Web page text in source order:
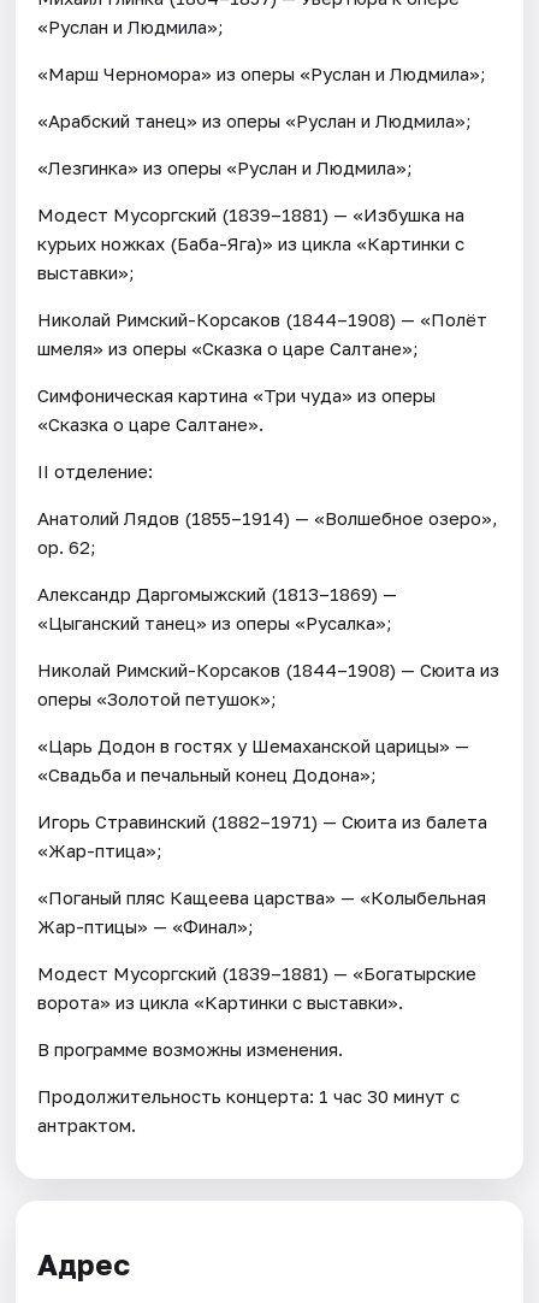
«Руслан и Людмила»;
«Марш Черномора» из оперы «Руслан и Людмила»;
«Арабский танец» из оперы «Руслан и Людмила»;
«Лезгинка» из оперы «Руслан и Людмила»;
Модест Мусоргский (1839–1881) — «Избушка на
курьих ножках (Баба-Яга)» из цикла «Картинки с
выставки»;
Николай Римский-Корсаков (1844–1908) — «Полёт
шмеля» из оперы «Сказка о царе Салтане»;
Симфоническая картина «Три чуда» из оперы
«Сказка о царе Салтане».
II отделение:
Анатолий Лядов (1855–1914) — «Волшебное озеро»,
ор. 62;
Александр Даргомыжский (1813–1869) —
«Цыганский танец» из оперы «Русалка»;
Николай Римский-Корсаков (1844–1908) — Сюита из
оперы «Золотой петушок»;
«Царь Додон в гостях у Шемаханской царицы» —
«Свадьба и печальный конец Додона»;
Игорь Стравинский (1882–1971) — Сюита из балета
«Жар-птица»;
«Поганый пляс Кащеева царства» — «Колыбельная
Жар-птицы» — «Финал»;
Модест Мусоргский (1839–1881) — «Богатырские
ворота» из цикла «Картинки с выставки».
В программе возможны изменения.
Продолжительность концерта: 1 час 30 минут с
антрактом.
Адрес